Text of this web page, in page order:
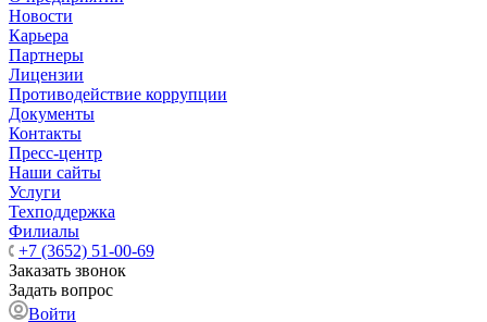
Новости
Карьера
Партнеры
Лицензии
Противодействие коррупции
Документы
Контакты
Пресс-центр
Наши сайты
Услуги
Техподдержка
Филиалы
+7 (3652) 51-00-69
Заказать звонок
Задать вопрос
Войти